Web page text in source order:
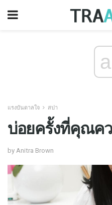
แรงบันดาลใจ สปา
บ่อยครั้งที่คุณค
by Anitra Brown